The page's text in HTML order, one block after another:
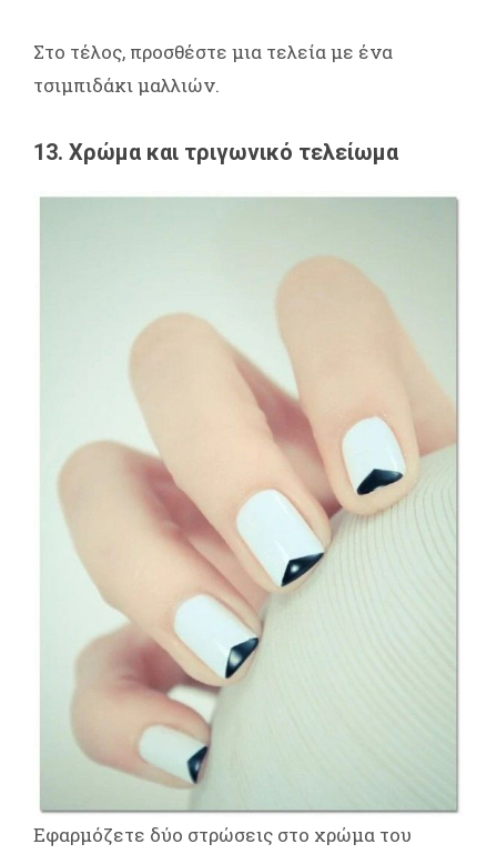
Στο τέλος, προσθέστε μια τελεία με ένα
τσιμπιδάκι μαλλιών.
13. Χρώμα και τριγωνικό τελείωμα
Εφαρμόζετε δύο στρώσεις στο χρώμα του